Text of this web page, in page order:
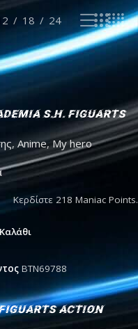
18 24
S.H. Figuarts
Katsuki Bakugo
15cm
, Anime, My hero
Κερδίστε 218 Maniac Points.
BTN69788
Action
Uzomaki The